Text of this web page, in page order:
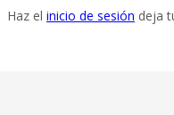
Haz el inicio de sesión deja